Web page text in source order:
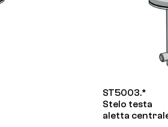
ST5003.*
Stelo testa
aletta